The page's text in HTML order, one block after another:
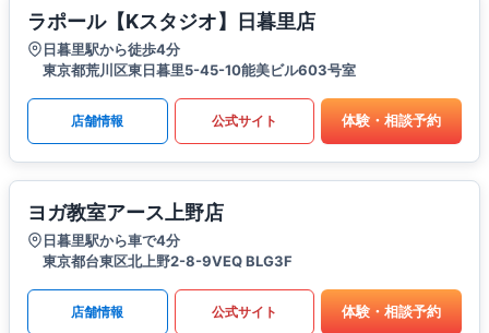
ラポール【Kスタジオ】日暮里店
日暮里駅から徒歩4分
東京都荒川区東日暮里5-45-10能美ビル603号室
店舗情報 公式サイト 体験・相談予約
ヨガ教室アース上野店
日暮里駅から車で4分
東京都台東区北上野2-8-9VEQ BLG3F
店舗情報 公式サイト 体験・相談予約